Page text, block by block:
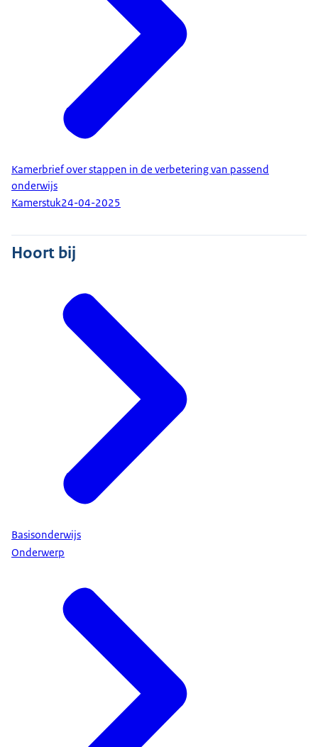
Kamerbrief over stappen in de verbetering van passend
onderwijs
Kamerstuk24-04-2025
Hoort bij
Basisonderwijs
Onderwerp